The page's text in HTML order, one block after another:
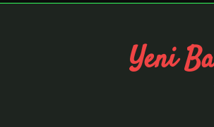
Yeni